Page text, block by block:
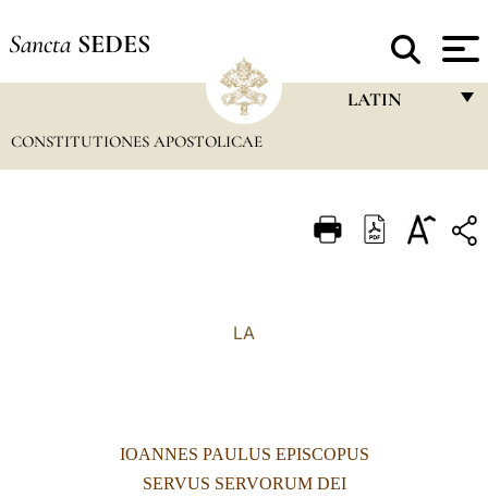
Sancta SEDES
LATIN
ITALIANO
中文
CONSTITUTIONES APOSTOLICAE
LA
IOANNES PAULUS EPISCOPUS
SERVUS SERVORUM DEI